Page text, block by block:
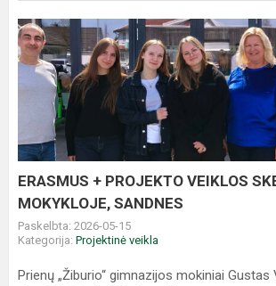
ERASMUS
+
PROJEKTO
VEIKLOS
SKEIANE
MOKYKLOJE,
SANDNES
ERASMUS + PROJEKTO VEIKLOS
MOKYKLOJE, SANDNES
Paskelbta: 2026-05-15
Kategorija: Projektinė veikla
Prienų „Žiburio“ gimnazijos mokiniai Gustas